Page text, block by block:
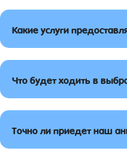
Какие услуги
Что будет ходить в
Точно ли приедет наш